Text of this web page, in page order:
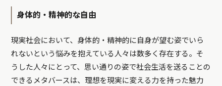
身体的・精神的な自由
現実社会において、身体的・精神的に自身が望む姿でいら
れないという悩みを抱えている人々は数多く存在する。そ
うした人々にとって、思い通りの姿で社会生活を送ることの
できるメタバースは、理想を現実に変える力を持った魅力